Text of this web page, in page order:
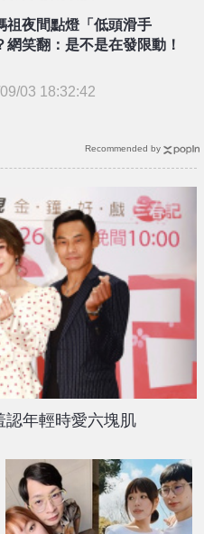
祖夜間點燈「低頭滑手
網笑翻：是不是在發限動！
03 18:32:42
認年輕時愛六塊肌
Recommended by